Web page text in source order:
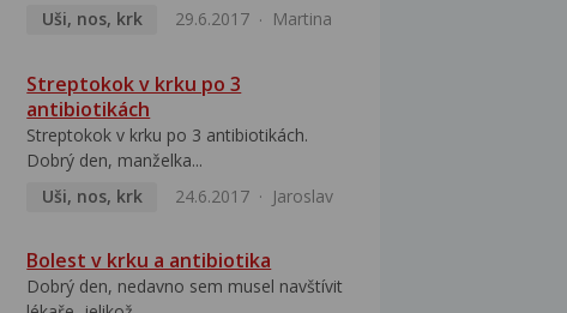
Uši, nos, krk
29.6.2017 Martina
Streptokok v krku po 3
antibiotikách
Streptokok v krku po 3 antibiotikách.
Dobrý den, manželka...
Uši, nos, krk
24.6.2017 Jaroslav
Bolest v krku a antibiotika
Dobrý den, nedavno sem musel navštívit